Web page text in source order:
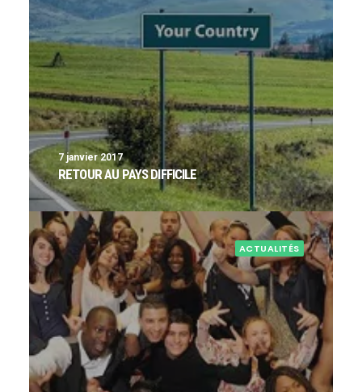
7 janvier 2017
RETOUR AU PAYS DIFFICILE
ACTUALITÉS